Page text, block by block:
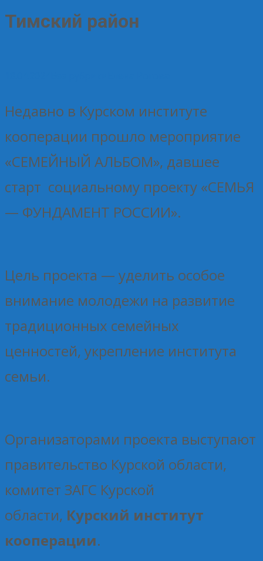
Тимский район
Недавно в Курском институте
кооперации прошло мероприятие
«СЕМЕЙНЫЙ АЛЬБОМ», давшее
старт социальному проекту «СЕМЬЯ
— ФУНДАМЕНТ РОССИИ».
Цель проекта — уделить особое
внимание молодежи на развитие
традиционных семейных
ценностей, укрепление института
семьи.
Организаторами проекта выступают
правительство Курской области,
комитет ЗАГС Курской
области, Курский институт
кооперации.